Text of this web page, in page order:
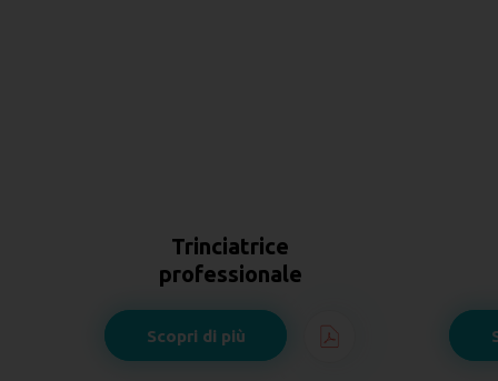
Falciatrice
professionale
Scopri di più